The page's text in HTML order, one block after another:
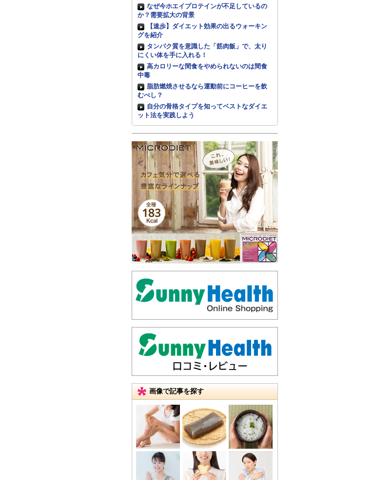
なぜ今ホエイプロテインが不足しているの
か？需要拡大の背景
【速歩】ダイエット効果の出るウォーキン
グを紹介
タンパク質を意識した「筋肉飯」で、太り
にくい体を手に入れる！
高カロリーな間食をやめられないのは間食
中毒
脂肪燃焼させるなら運動前にコーヒーを飲
むべし？
自分の骨格タイプを知ってベストなダイエ
ット法を実践しよう
画像で記事を探す